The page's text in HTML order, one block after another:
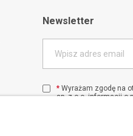
Newsletter
Wpisz adres email
* Wyrażam zgodę na
sp. z o.o. informacji o